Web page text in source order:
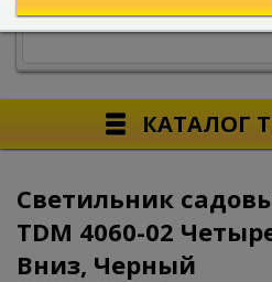
КАТАЛОГ
Светильник
TDM 4060-02
Вниз, Черный